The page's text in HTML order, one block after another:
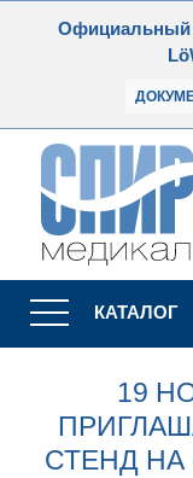
Официальный
КАТАЛОГ
19
СТЕНД НА